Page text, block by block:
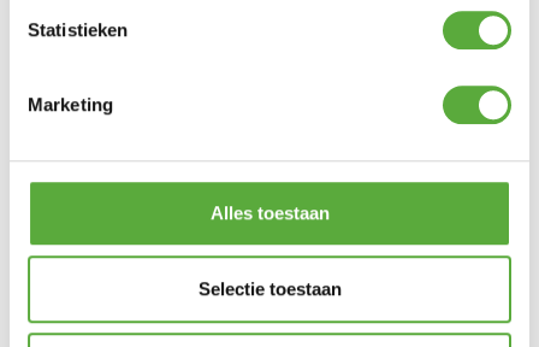
Statistieken
Marketing
Alles toestaan
Selectie toestaan
Milenco Aero
Fiamma Grondplaten 4 stuks